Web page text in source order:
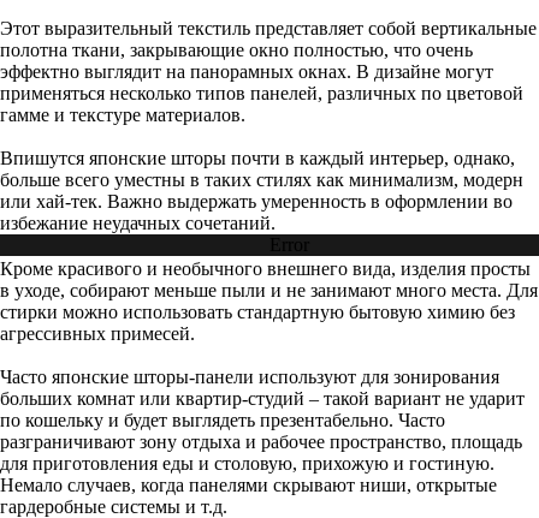
Этот выразительный текстиль представляет собой вертикальные
полотна ткани, закрывающие окно полностью, что очень
эффектно выглядит на панорамных окнах. В дизайне могут
применяться несколько типов панелей, различных по цветовой
гамме и текстуре материалов.
Впишутся японские шторы почти в каждый интерьер, однако,
больше всего уместны в таких стилях как минимализм, модерн
или хай-тек. Важно выдержать умеренность в оформлении во
избежание неудачных сочетаний.
Error
Кроме красивого и необычного внешнего вида, изделия просты
в уходе, собирают меньше пыли и не занимают много места. Для
стирки можно использовать стандартную бытовую химию без
агрессивных примесей.
Часто японские шторы-панели используют для зонирования
больших комнат или квартир-студий – такой вариант не ударит
по кошельку и будет выглядеть презентабельно. Часто
разграничивают зону отдыха и рабочее пространство, площадь
для приготовления еды и столовую, прихожую и гостиную.
Немало случаев, когда панелями скрывают ниши, открытые
гардеробные системы и т.д.